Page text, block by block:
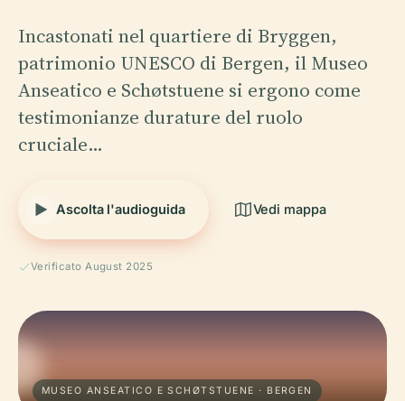
Incastonati nel quartiere di Bryggen,
patrimonio UNESCO di Bergen, il Museo
Anseatico e Schøtstuene si ergono come
testimonianze durature del ruolo
cruciale…
Ascolta l'audioguida Vedi mappa
Verificato August 2025
MUSEO ANSEATICO E SCHØTSTUENE · BERGEN